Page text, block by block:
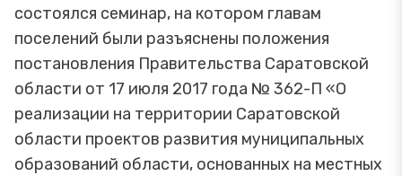
состоялся семинар, на котором главам
поселений были разъяснены положения
постановления Правительства Саратовской
области от 17 июля 2017 года № 362-П «О
реализации на территории Саратовской
области проектов развития муниципальных
образований области, основанных на местных